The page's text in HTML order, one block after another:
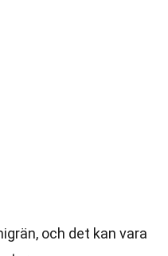
och det kan vara